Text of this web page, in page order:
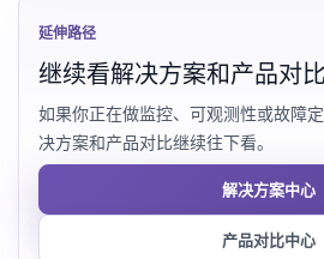
延伸路径
继续看解决方案和产品对比
如果你正在做监控、可观测性或故障
决方案和产品对比继续往下看。
解决方案中心
产品对比中心